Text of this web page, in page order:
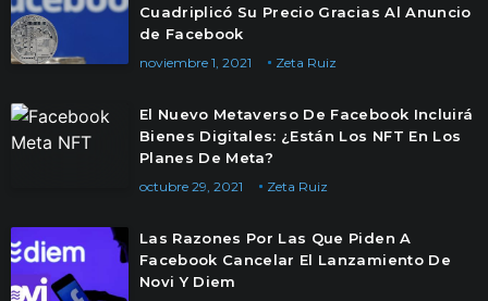
Cuadriplicó Su Precio Gracias Al Anuncio
de Facebook
Zeta Ruiz
noviembre 1, 2021
El Nuevo Metaverso De Facebook Incluirá
Bienes Digitales: ¿Están Los NFT En Los
Planes De Meta?
Zeta Ruiz
octubre 29, 2021
Las Razones Por Las Que Piden A
Facebook Cancelar El Lanzamiento De
Novi Y Diem